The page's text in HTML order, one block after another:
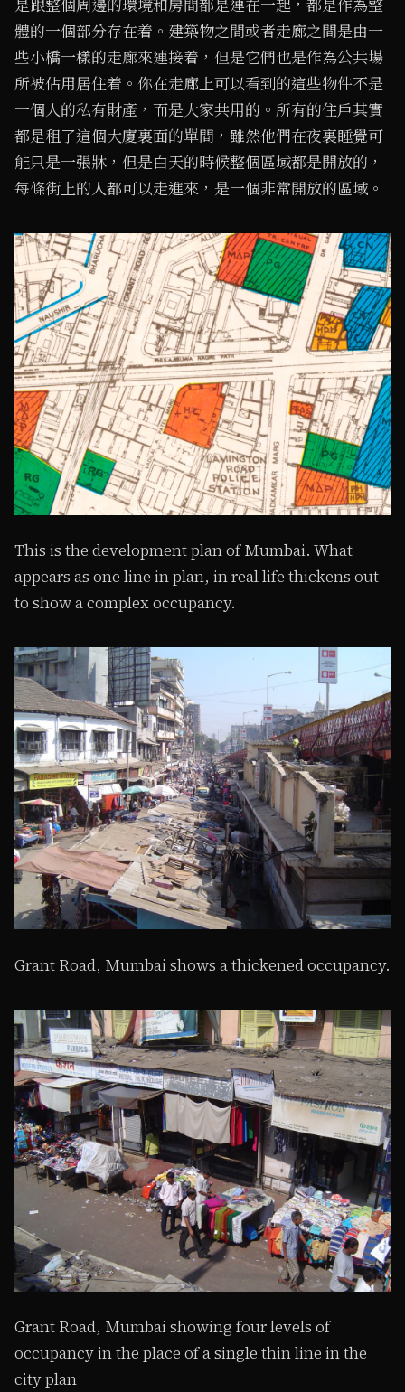
是跟整個周邊的環境和房間都是連在一起，都是作為整
體的一個部分存在着。建築物之間或者走廊之間是由一
些小橋一樣的走廊來連接着，但是它們也是作為公共場
所被佔用居住着。你在走廊上可以看到的這些物件不是
一個人的私有財產，而是大家共用的。所有的住戶其實
都是租了這個大廈裏面的單間，雖然他們在夜裏睡覺可
能只是一張牀，但是白天的時候整個區域都是開放的，
每條街上的人都可以走進來，是一個非常開放的區域。
This is the development plan of Mumbai. What
appears as one line in plan, in real life thickens out
to show a complex occupancy.
Grant Road, Mumbai shows a thickened occupancy.
Grant Road, Mumbai showing four levels of
occupancy in the place of a single thin line in the
city plan